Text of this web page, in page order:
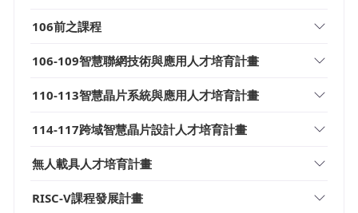
106前之課程
106-109智慧聯網技術與應用人才培育計畫
110-113智慧晶片系統與應用人才培育計畫
114-117跨域智慧晶片設計人才培育計畫
無人載具人才培育計畫
RISC-V課程發展計畫